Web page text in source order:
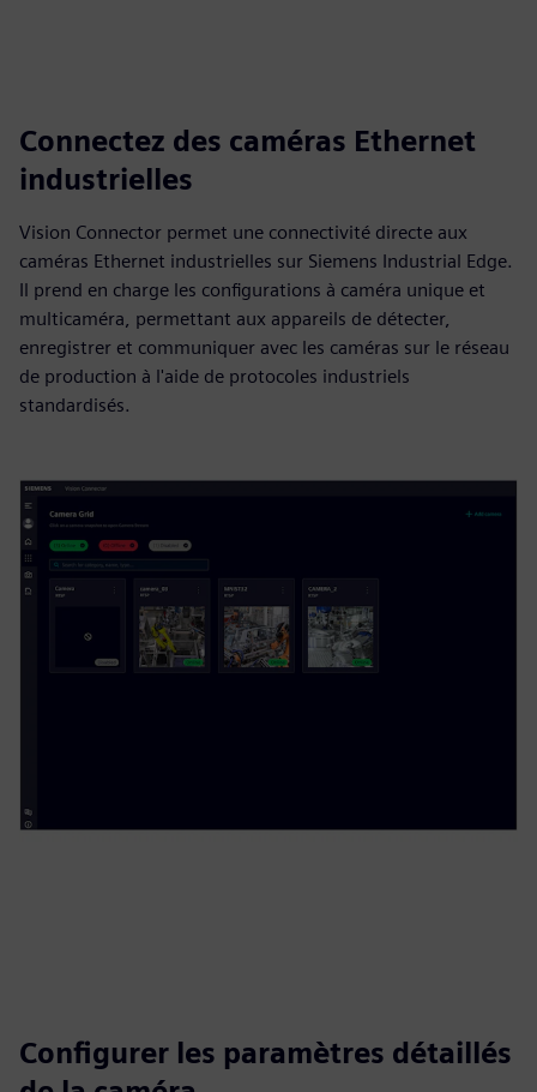
Connectez des caméras Ethernet
industrielles
Vision Connector permet une connectivité directe aux
caméras Ethernet industrielles sur Siemens Industrial Edge.
Il prend en charge les configurations à caméra unique et
multicaméra, permettant aux appareils de détecter,
enregistrer et communiquer avec les caméras sur le réseau
de production à l'aide de protocoles industriels
standardisés.
Configurer les paramètres détaillés